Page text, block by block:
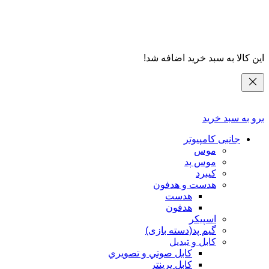
این کالا به سبد خرید اضافه شد!
برو به سبد خرید
جانبی کامپیوتر
موس
موس پد
کیبرد
هدست و هدفون
هدست
هدفون
اسپیکر
گیم پد(دسته بازی)
کابل و تبدیل
كابل صوتي و تصويري
کابل پرینتر